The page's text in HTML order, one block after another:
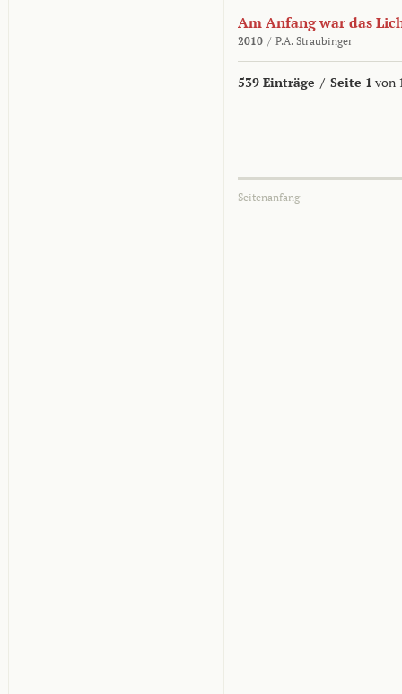
Am Anfang war das
2010 / P.A. Straubinger
539 Einträge / Seite 1 von
Seitenanfang